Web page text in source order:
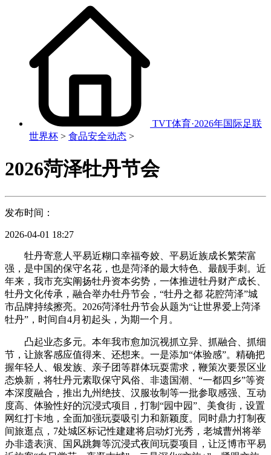
TVT体育·2026年国际足联
世界杯 > 食品安全动态 >
2026菏泽牡丹节会
发布时间：
2026-04-01 18:27
牡丹寄意人平易近糊口幸福夸姣、平易近族成长繁荣富
强，是中国的保守名花，也是菏泽的最大特色、最靓手刺。近
年来，我市充实阐扬牡丹资本劣势，一体推进牡丹财产成长、
牡丹文化传承，融合举办牡丹节会，“牡丹之都 花腔菏泽”城
市品牌持续擦亮。2026菏泽牡丹节会从题为“让世界爱上菏泽
牡丹”，时间自4月初起头，为期一个月。
凸起业态多元。本年我市愈加沉视抓立异、抓融合、抓细
节，让旅客感应值得来、还想来。一是添加“体验感”。精确把
握年轻人、银发族、亲子团等群体玩耍需求，鞭策次要景区业
态焕新，将牡丹元素取保守风俗、非遗国潮、“一都四乡”等资
本深度融合，推出九州绝技、汉服妆制等一批参取感强、互动
度高、体验性好的沉浸式项目，打制“园中园”、美食街，设置
网红打卡地，全面加强玩耍吸引力和新颖度。同时鼎力打制夜
间旅逛点，7处城区标记性建建将启动灯光秀，老城曹州将举
办非遗表演、国风跳舞等沉浸式夜间玩耍项目，让泛博市平易